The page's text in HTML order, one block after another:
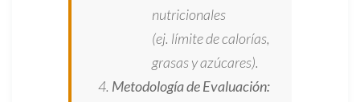
nutricionales
(ej. límite de calorías,
grasas y azúcares).
Metodología de Evaluación: